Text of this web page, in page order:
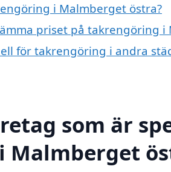
i Malmberget östra?
priset på takrengöring i
för takrengöring i andra
som är